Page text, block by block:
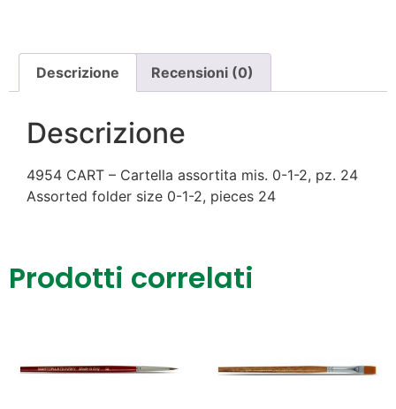
Descrizione Recensioni (0)
Descrizione
4954 CART – Cartella assortita mis. 0-1-2, pz. 24
Assorted folder size 0-1-2, pieces 24
Prodotti correlati